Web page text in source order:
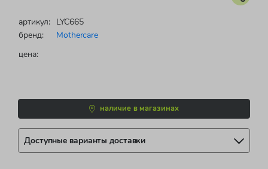
артикул: LYC665
бренд:
Mothercare
цена:
наличие в магазинах
Доступные варианты доставки